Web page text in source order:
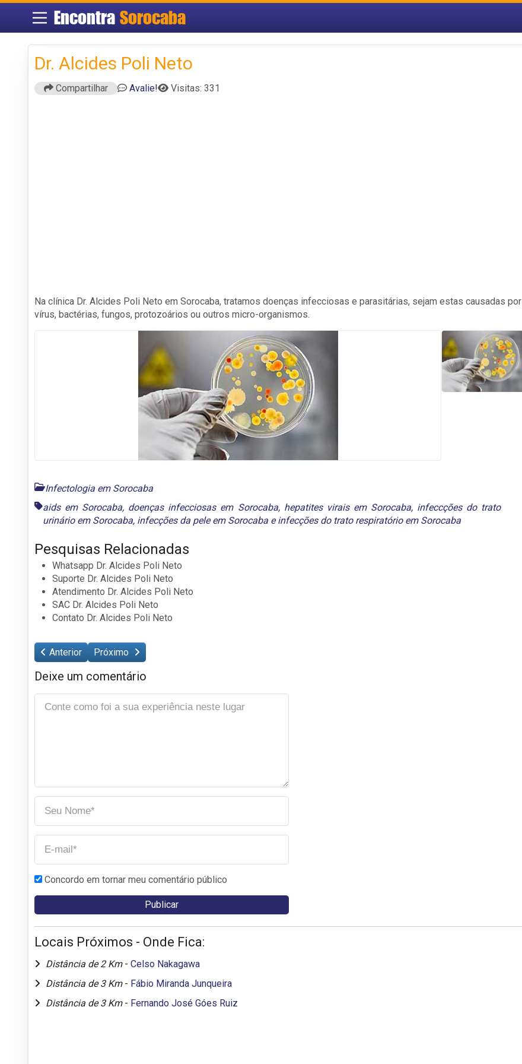
Encontra Sorocaba
Dr. Alcides Poli Neto
Compartilhar Avalie! Visitas: 331
Na clínica Dr. Alcides Poli Neto em Sorocaba, tratamos doenças infecciosas e parasitárias, sejam estas causadas por
vírus, bactérias, fungos, protozoários ou outros micro-organismos.
Infectologia em Sorocaba
aids em Sorocaba, doenças infecciosas em Sorocaba, hepatites virais em Sorocaba, infeccções do trato
urinário em Sorocaba, infecções da pele em Sorocaba einfecções do trato respiratório em Sorocaba
Pesquisas Relacionadas
Whatsapp Dr. Alcides Poli Neto
Suporte Dr. Alcides Poli Neto
Atendimento Dr. Alcides Poli Neto
SAC Dr. Alcides Poli Neto
Contato Dr. Alcides Poli Neto
Anterior Próximo
Deixe um comentário
Concordo em tornar meu comentário público
Locais Próximos - Onde Fica:
Distância de 2 Km - Celso Nakagawa
Distância de 3 Km - Fábio Miranda Junqueira
Distância de 3 Km - Fernando José Góes Ruiz